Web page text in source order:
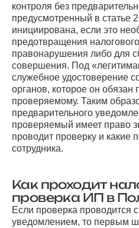
контроля без
предусмотренный в статье
инициирована, если это
предотвращения
правонарушения либо для
совершения. Под
служебное удостоверение
органов, которое он обязан
проверяемому. Таким
предварительного
проверяемый имеет право
проводит проверку и какие
сотрудника.
Как проходит
проверка ИП в
Если проверка проводится
уведомлением, то первым